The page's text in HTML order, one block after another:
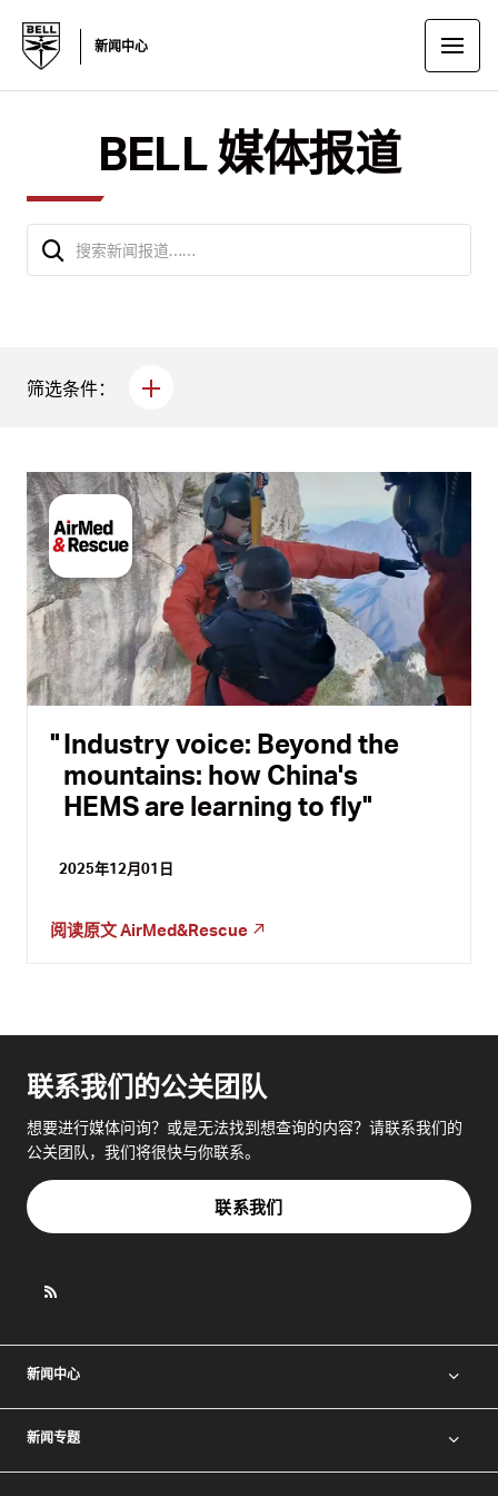
新闻中心
BELL 媒体报道
筛选条件：
Industry voice: Beyond the
mountains: how China's
HEMS are learning to fly
2025年12月01日
阅读原文AirMed&Rescue
联系我们的公关团队
想要进行媒体问询？或是无法找到想查询的内容？请联系我们的
公关团队，我们将很快与你联系。
联系我们
新闻中心
新闻专题